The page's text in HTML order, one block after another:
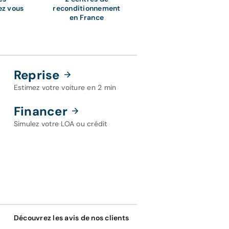
vous
reconditionnement
en France
Reprise
Estimez votre voiture en 2 min
Financer
Simulez votre LOA ou crédit
Découvrez les avis de nos clients